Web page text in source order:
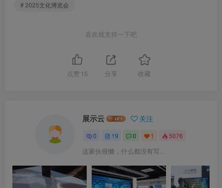
# 2025文化博览会
喜欢就支持一下吧
点赞 15 分享 收藏
展示云 关注
0 19 0 1 5076
这家伙很懒，什么都没有写...